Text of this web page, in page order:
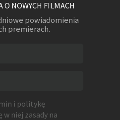
NOWYCH FILMACH
powiadomienia
premierach.
i politykę
w niej zasady na